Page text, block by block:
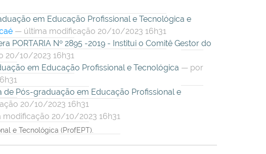
em Educação Profissional e Tecnológica e
— última modificação 20/10/2023 16h31
PORTARIA Nº 2895 -2019 - Institui o Comitê Gestor do
20/10/2023 16h31
em Educação Profissional e Tecnológica — por
de Pós-graduação em Educação Profissional e
20/10/2023 16h31
20/10/2023 16h31
e Tecnológica (ProfEPT).